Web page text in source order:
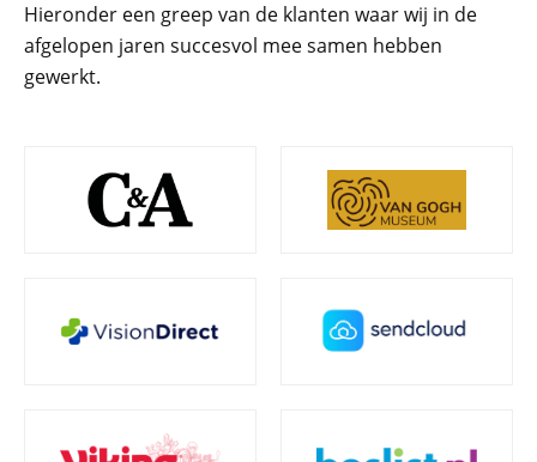
Hieronder een greep van de klanten waar wij in de
afgelopen jaren succesvol mee samen hebben
gewerkt.